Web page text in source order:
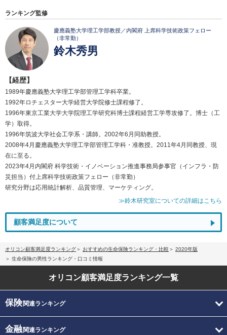
ランキング監修
慶應義塾大学理工学部教授／内閣府 上席科学技術政策フェロー
（非常勤）
鈴木秀男
【経歴】
1989年慶應義塾大学理工学部管理工学科卒業。
1992年ロチェスター大学経営大学院修士課程修了。
1996年東京工業大学大学院理工学研究科博士課程経営工学専攻修了。博士（工
学）取得。
1996年筑波大学社会工学系・講師。2002年6月同助教授。
2008年4月慶應義塾大学理工学部管理工学科・准教授。2011年4月同教授、現
在に至る。
2023年4月内閣府 科学技術・イノベーション推進事務局参事官（インフラ・防
災担当）付上席科学技術政策フェロー（非常勤）
研究分野は応用統計解析、品質管理、マーケティング。
≫鈴木研究室についての詳細はこちら
顧客満足度について
オリコン顧客満足度ランキング おすすめの生命保険ランキング・比較
2020年版
生命保険の男性ランキング・口コミ情報
オリコン顧客満足度ランキング一覧
保険関連ランキング
金融関連ランキング